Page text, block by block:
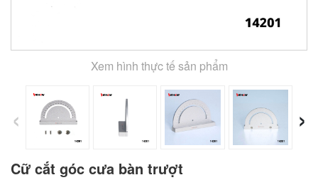
Xem hình thực tế sản phẩm
‹ ›
Cữ cắt góc cưa bàn trượt